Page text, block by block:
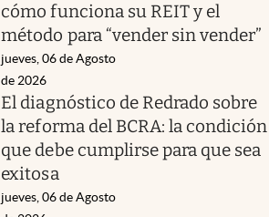
cómo funciona su REIT y el
método para “vender sin vender”
jueves, 06 de Agosto
de 2026
El diagnóstico de Redrado sobre
la reforma del BCRA: la condición
que debe cumplirse para que sea
exitosa
jueves, 06 de Agosto